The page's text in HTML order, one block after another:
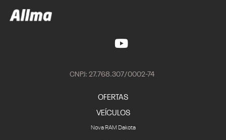
CNPJ: 27.768.307/0002-74
OFERTAS
VEÍCULOS
Nova RAM Dakota